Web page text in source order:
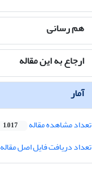
هم رسانی
ارجاع به این مقاله
آمار
تعداد مشاهده مقاله 1,017
تعداد دریافت فایل اصل مقاله